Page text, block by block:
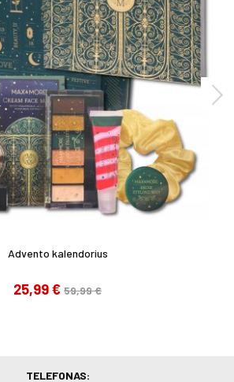
Advento kalendorius
25,99 € 59,99 €
TELEFONAS: